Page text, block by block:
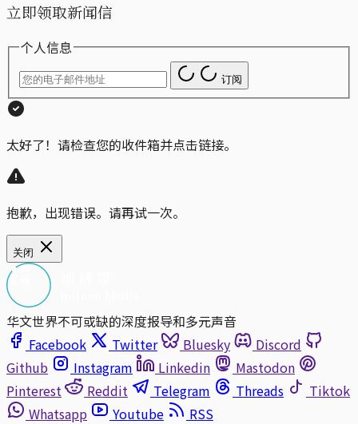
立即领取新闻信
个人信息
订阅
太好了！请检查您的收件箱并点击链接。
抱歉，出现错误。请再试一次。
关闭
华文世界不可或缺的深度报导和多元声音
Facebook
Twitter Bluesky
Discord
Github
Instagram Linkedin
Mastodon
Pinterest
Reddit Telegram Threads
Tiktok
Whatsapp
Youtube
RSS